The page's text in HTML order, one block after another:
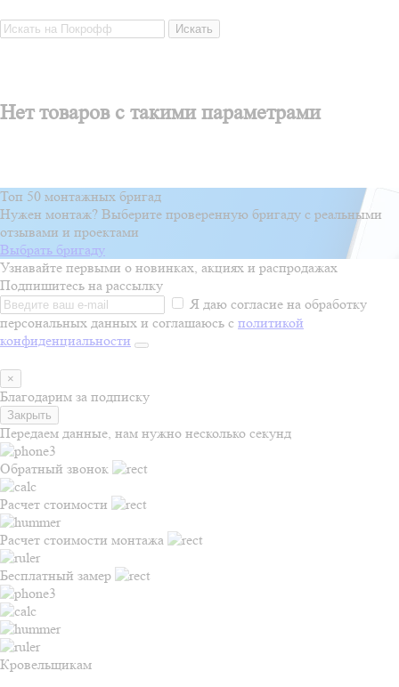
Искать
Нет товаров с такими параметрами
Топ 50 монтажных бригад
Нужен монтаж? Выберите проверенную бригаду с реальными
отзывами и проектами
Выбрать бригаду
Узнавайте первыми о новинках, акциях и распродажах
Подпишитесь на рассылку
Я даю согласие на обработку
персональных данных и соглашаюсь с политикой
конфиденциальности
×
Благодарим за подписку
Закрыть
Передаем данные, нам нужно несколько секунд
Обратный звонок
Расчет стоимости
Расчет стоимости монтажа
Бесплатный замер
Кровельщикам